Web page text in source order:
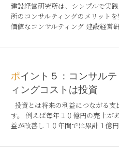
建設経営研究所は、シンプルで実
所のコンサルティングのメリット
価値なコンサルティング 建設経営
ポイント５：コンサルテ
ィングコストは投資
投資とは将来の利益につながる
す。 例えば毎年１０億円の売上が
益が改善し１０年間では累計１億